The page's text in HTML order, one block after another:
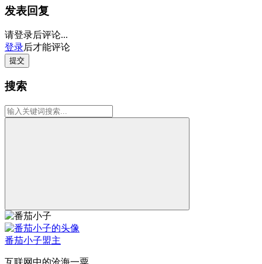
发表回复
请登录后评论...
登录后才能评论
提交
搜索
番茄小子盟主
互联网中的沧海一粟